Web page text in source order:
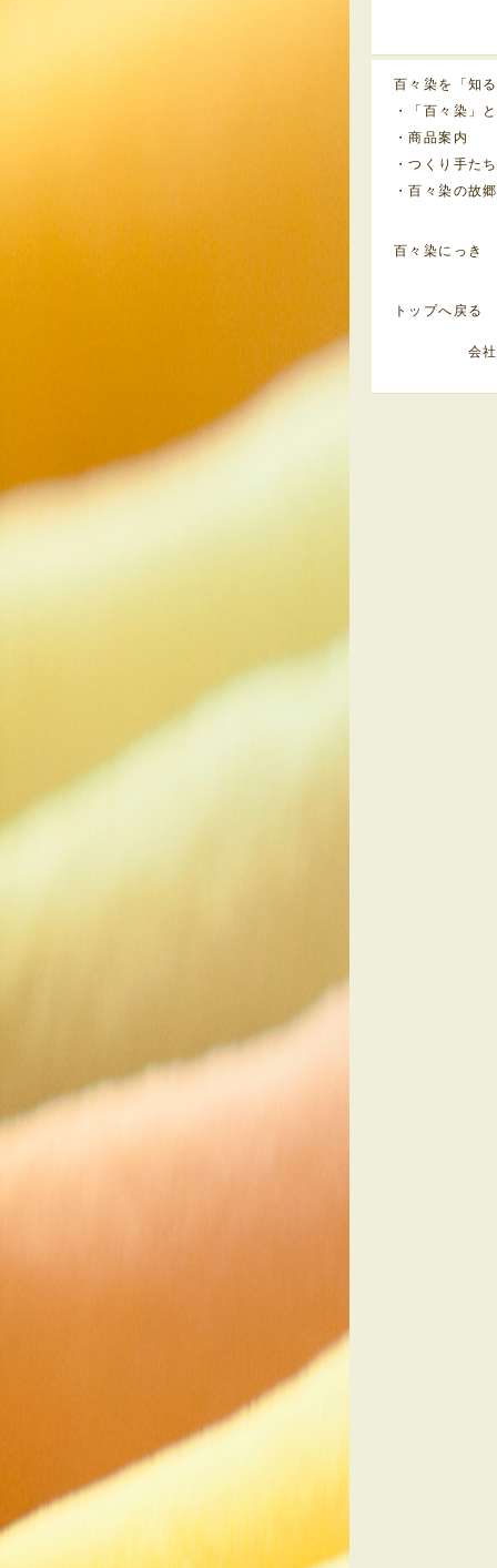
百々染を「知
・「百々染」
・商品案内
・つくり手たち
・百々染の故郷
百々染にっき
トップへ戻る
会